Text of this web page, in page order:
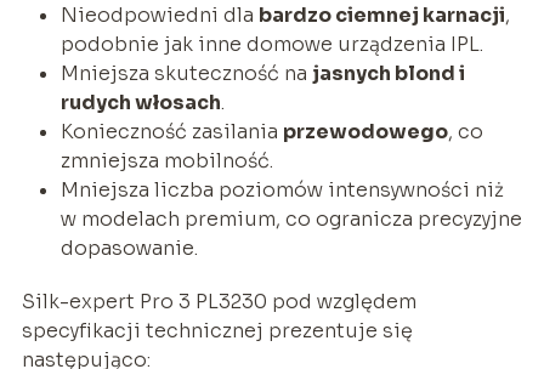
Nieodpowiedni dla bardzo ciemnej karnacji,
podobnie jak inne domowe urządzenia IPL.
Mniejsza skuteczność na jasnych blond i
rudych włosach.
Konieczność zasilania przewodowego, co
zmniejsza mobilność.
Mniejsza liczba poziomów intensywności niż
w modelach premium, co ogranicza precyzyjne
dopasowanie.
Silk-expert Pro 3 PL3230 pod względem
specyfikacji technicznej prezentuje się
następująco: